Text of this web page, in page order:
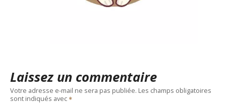
Laissez un commentaire
Votre adresse e-mail ne sera pas publiée. Les champs obligatoires
sont indiqués avec